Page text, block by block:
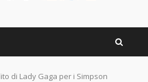
di Lady Gaga per i Simpson